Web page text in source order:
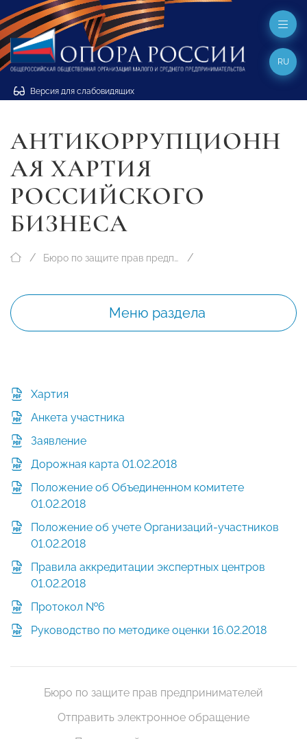
Версия для слабовидящих
RU
АНТИКОРРУПЦИОНН
АЯ ХАРТИЯ
РОССИЙСКОГО
БИЗНЕСА
Бюро по защите прав предпринимателей
Меню раздела
Хартия
Анкета участника
Заявление
Дорожная карта 01.02.2018
Положение об Объединенном комитете
01.02.2018
Положение об учете Организаций-участников
01.02.2018
Правила аккредитации экспертных центров
01.02.2018
Протокол №6
Руководство по методике оценки 16.02.2018
Бюро по защите прав предпринимателей
Отправить электронное обращение